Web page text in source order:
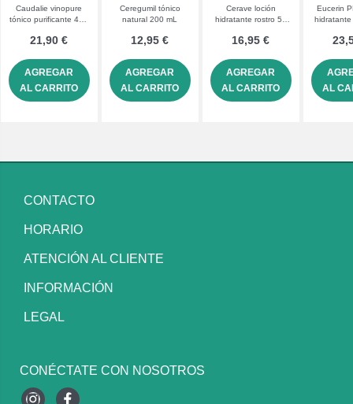
Caudalie vinopure
tónico purificante 400
21,90 €
AGREGAR
AL CARRITO
Ceregumil tónico
natural 200 mL
12,95 €
AGREGAR
AL CARRITO
Cerave loción
hidratante rostro 50
16,95 €
AGREGAR
AL CARRITO
Eucerin
hidratante
AL
CONTACTO
HORARIO
ATENCIÓN AL CLIENTE
INFORMACIÓN
LEGAL
CONÉCTATE CON NOSOTROS